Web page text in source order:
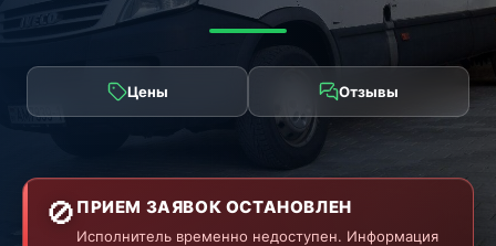
Цены Отзывы
🚫 ПРИЕМ ЗАЯВОК ОСТАНОВЛЕН
Исполнитель временно недоступен. Информация